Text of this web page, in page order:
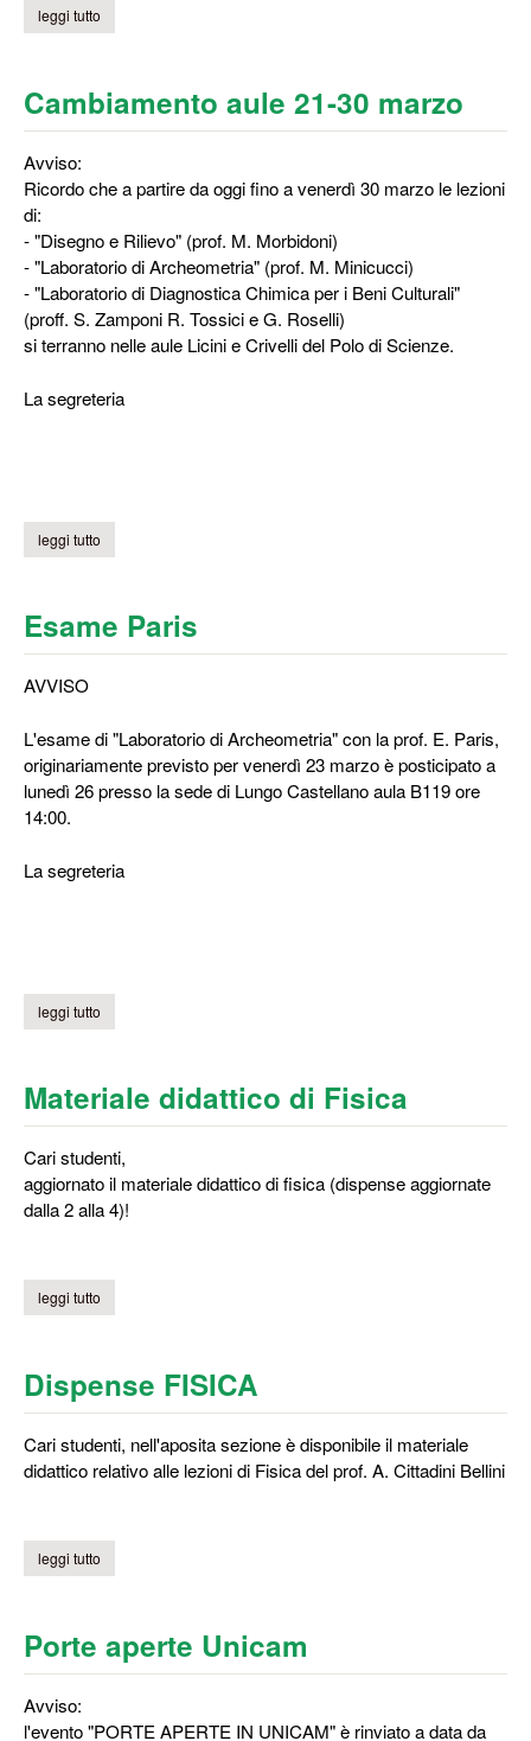
leggi tutto
Cambiamento aule 21-30 marzo
Avviso:
Ricordo che a partire da oggi fino a venerdì 30 marzo le lezioni
di:
- "Disegno e Rilievo" (prof. M. Morbidoni)
- "Laboratorio di Archeometria" (prof. M. Minicucci)
- "Laboratorio di Diagnostica Chimica per i Beni Culturali"
(proff. S. Zamponi R. Tossici e G. Roselli)
si terranno nelle aule Licini e Crivelli del Polo di Scienze.
La segreteria
leggi tutto
Esame Paris
AVVISO
L'esame di "Laboratorio di Archeometria" con la prof. E. Paris,
originariamente previsto per venerdì 23 marzo è posticipato a
lunedì 26 presso la sede di Lungo Castellano aula B119 ore
14:00.
La segreteria
leggi tutto
Materiale didattico di Fisica
Cari studenti,
aggiornato il materiale didattico di fisica (dispense aggiornate
dalla 2 alla 4)!
leggi tutto
Dispense FISICA
Cari studenti, nell'aposita sezione è disponibile il materiale
didattico relativo alle lezioni di Fisica del prof. A. Cittadini Bellini
leggi tutto
Porte aperte Unicam
Avviso:
l'evento "PORTE APERTE IN UNICAM" è rinviato a data da